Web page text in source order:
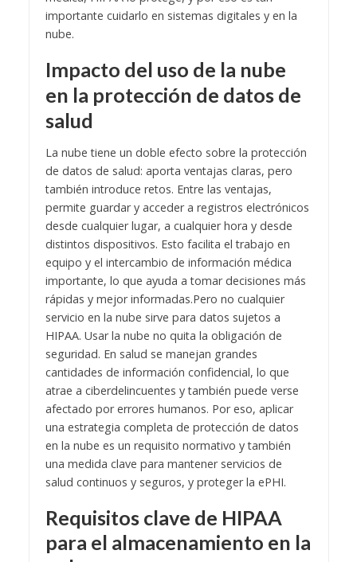
importante cuidarlo en sistemas digitales y en la
nube.
Impacto del uso de la nube
en la protección de datos de
salud
La nube tiene un doble efecto sobre la protección
de datos de salud: aporta ventajas claras, pero
también introduce retos. Entre las ventajas,
permite guardar y acceder a registros electrónicos
desde cualquier lugar, a cualquier hora y desde
distintos dispositivos. Esto facilita el trabajo en
equipo y el intercambio de información médica
importante, lo que ayuda a tomar decisiones más
rápidas y mejor informadas.Pero no cualquier
servicio en la nube sirve para datos sujetos a
HIPAA. Usar la nube no quita la obligación de
seguridad. En salud se manejan grandes
cantidades de información confidencial, lo que
atrae a ciberdelincuentes y también puede verse
afectado por errores humanos. Por eso, aplicar
una estrategia completa de protección de datos
en la nube es un requisito normativo y también
una medida clave para mantener servicios de
salud continuos y seguros, y proteger la ePHI.
Requisitos clave de HIPAA
para el almacenamiento en la